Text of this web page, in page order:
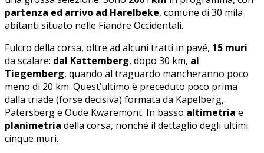
partenza ed arrivo ad Harelbeke, comune di 30 mila
abitanti situato nelle Fiandre Occidentali.
Fulcro della corsa, oltre ad alcuni tratti in pavé, 15 muri
da scalare: dal Kattemberg, dopo 30 km, al
Tiegemberg, quando al traguardo mancheranno poco
meno di 20 km. Quest’ultimo è preceduto poco prima
dalla triade (forse decisiva) formata da Kapelberg,
Patersberg e Oude Kwaremont. In basso altimetria e
planimetria della corsa, nonché il dettaglio degli ultimi
cinque muri.